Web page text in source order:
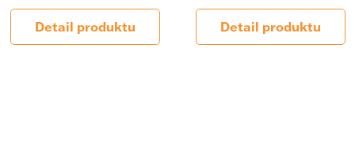
Detail produktu Detail produktu